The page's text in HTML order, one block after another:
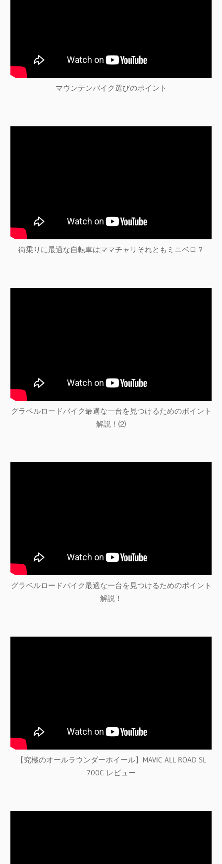
マウンテンバイク選びのポイント
街乗りに最適な自転車はママチャリそれともミニベロ？
グラベルロードバイク最適な一台を見つけるためのポイント
解説！⑵
グラベルロードバイク最適な一台を見つけるためのポイント
解説！
【究極のオールラウンダーホイール】MAVIC ALL ROAD SL
700C レビュー